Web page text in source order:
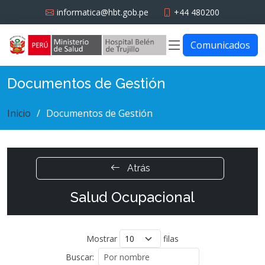
informatica@hbt.gob.pe +44 480200
Comunicados
Documentos de Gestión
Inicio Documentos de Gestión
Atrás
Salud Ocupacional
Mostrar
filas
Buscar: